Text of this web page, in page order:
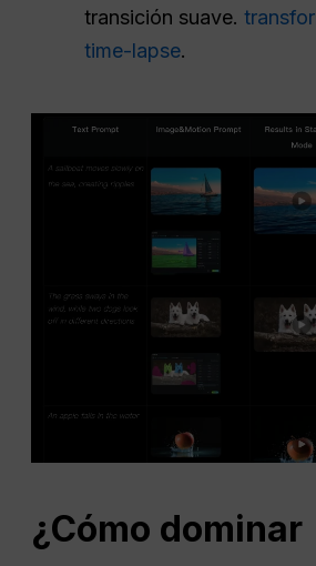
transición suave.
time-lapse.
¿Cómo dominar